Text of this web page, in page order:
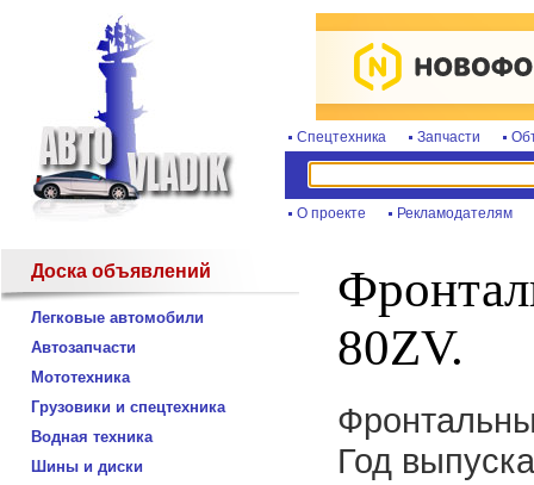
Спецтехника Запчасти
О проекте Рекламодателям
Доска объявлений
Легковые автомобили
Автозапчасти
Мототехника
Грузовики и спецтехника
Водная техника
Шины и диски
80ZV.
Год